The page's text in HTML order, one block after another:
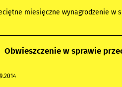
miesięczne wynagrodzenie w
Obwieszczenie w sprawie